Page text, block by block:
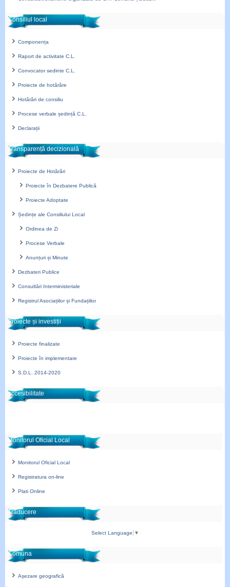
Consiliul local
Componența
Raport de activitate C.L.
Convocator sedinte C.L.
Proiecte de hotărâre
Hotărâri de consiliu
Procese verbale ședință C.L.
Declarații
Transparență decizională
Proiecte de Hotărâri
Proiecte în Dezbatere Publică
Proiecte Adoptate
Ședințe ale Consiliului Local
Ordinea de Zi
Procese Verbale
Anunțuri și Minute
Dezbateri Publice
Consultări Interministeriale
Registrul Asociațiilor și Fundațiilor
Proiecte și investiții
Proiecte finalizate
Proiecte în implementare
S.D.L. 2014-2020
accesibilitate
Monitorul Oficial Local
Monitorul Oficial Local
Registratura on-line
Plati Online
Traducere
Select Language ▼
Comuna
Așezare geografică